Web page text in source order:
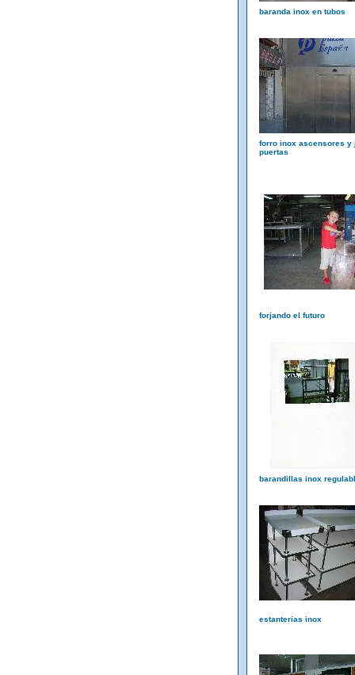
baranda inox en tubos
forro inox ascensores y
puertas
forjando el futuro
barandillas inox
estanterias inox